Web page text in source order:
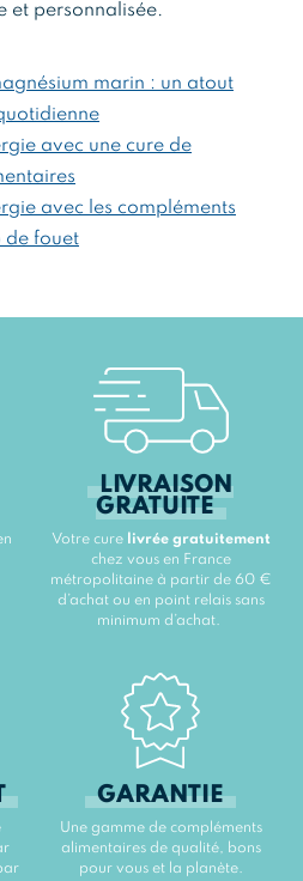
et personnalisée.
marin : un atout
avec une cure de
avec les compléments
de fouet
LIVRAISON
GRATUITE
Votre cure
livrée gratuitement
chez vous en France
métropolitaine à partir de 60 €
d’achat ou en point relais sans
minimum d’achat.
GARANTIE
Une gamme de compléments
alimentaires de qualité, bons
pour vous et la planète.